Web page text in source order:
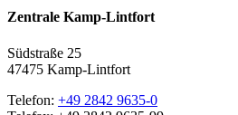
Zentrale Kamp-Lintfort
Südstraße 25
47475 Kamp-Lintfort
Telefon: +49 2842 9635-0